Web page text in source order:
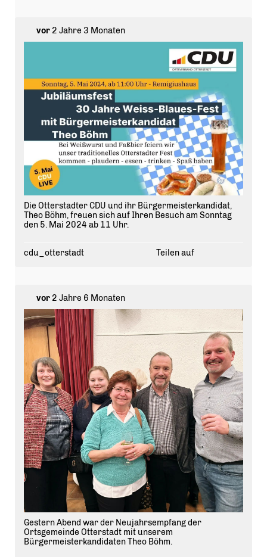
vor2 Jahre 3 Monaten
Die Otterstadter CDU und ihr Bürgermeisterkandidat,
Theo Böhm, freuen sich auf Ihren Besuch am Sonntag
den 5. Mai 2024 ab 11 Uhr.
cdu_otterstadt Teilen auf
vor2 Jahre 6 Monaten
Gestern Abend war der Neujahrsempfang der
Ortsgemeinde Otterstadt mit unserem
Bürgermeisterkandidaten Theo Böhm.